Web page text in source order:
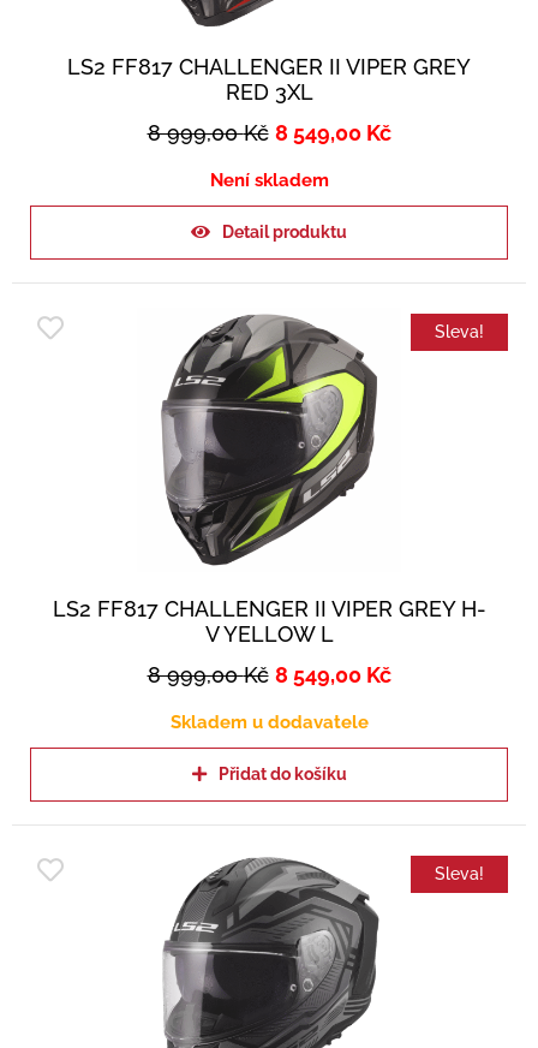
LS2 FF817 CHALLENGER II VIPER GREY
RED 3XL
8 999,00Kč 8 549,00 Kč
Není skladem
Detail produktu
Sleva!
LS2 FF817 CHALLENGER II VIPER GREY H-
V YELLOW L
8 999,00Kč 8 549,00 Kč
Skladem u dodavatele
Přidat do košíku
Sleva!